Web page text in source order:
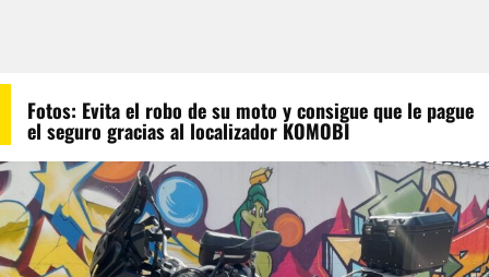
Fotos: Evita el robo de su moto y consigue que le pague
el seguro gracias al localizador KOMOBI